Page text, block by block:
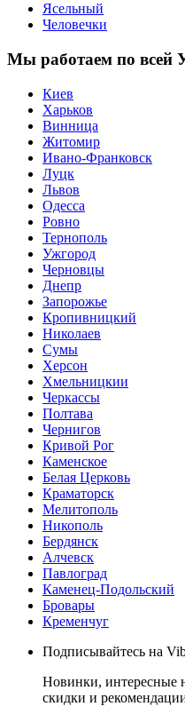
Ясельный
Человечки
Мы работаем по всей
Киев
Харьков
Винница
Житомир
Ивано-Франковск
Луцк
Львов
Одесса
Ровно
Тернополь
Ужгород
Черновцы
Днепр
Запорожье
Кропивницкий
Николаев
Сумы
Херсон
Хмельницкии
Черкассы
Полтава
Чернигов
Кривой Рог
Каменское
Белая Церковь
Краматорск
Мелитополь
Никополь
Бердянск
Алчевск
Павлоград
Каменец-Подольский
Бровары
Кременчуг
Подписывайтесь на
Новинки, интересные
скидки и